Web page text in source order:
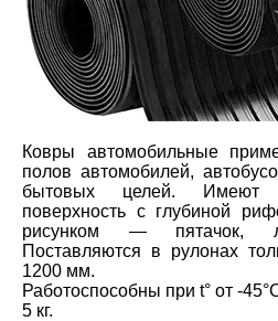
Ковры автомобильные
полов автомобилей,
бытовых целей. Имеют
поверхность с глубиной
рисунком — пятачок,
Поставляются в рулонах
1200 мм.
Работоспособны при t° от -
5 кг.